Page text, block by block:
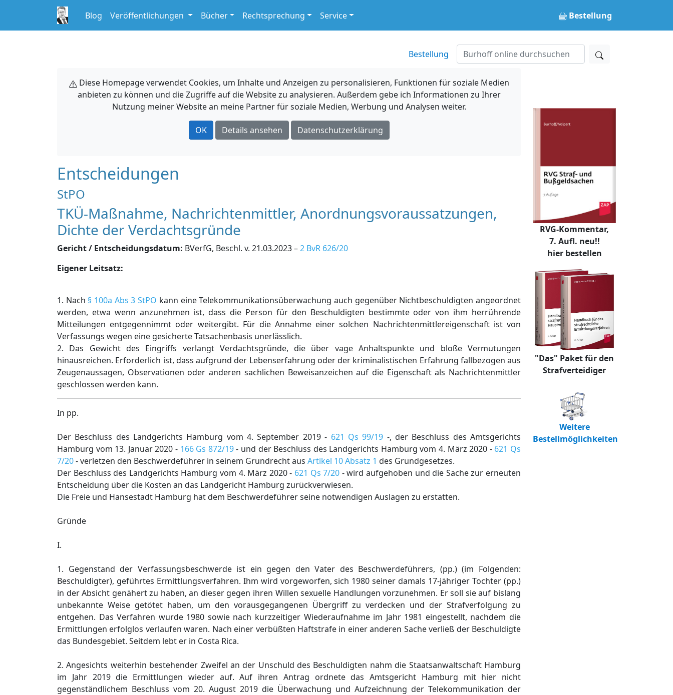
Blog Veröffentlichungen Bücher Rechtsprechung Service Bestellung
Bestellung
Diese Homepage verwendet Cookies, um Inhalte und Anzeigen zu personalisieren, Funktionen für soziale Medien
anbieten zu können und die Zugriffe auf die Website zu analysieren. Außerdem gebe ich Informationen zu Ihrer
Nutzung meiner Website an meine Partner für soziale Medien, Werbung und Analysen weiter.
OK Details ansehen Datenschutzerklärung
Entscheidungen
StPO
TKÜ-Maßnahme, Nachrichtenmittler, Anordnungsvoraussatzungen,
Dichte der Verdachtsgründe
Gericht / Entscheidungsdatum: BVerfG, Beschl. v. 21.03.2023 –2 BvR 626/20
Eigener Leitsatz:
1. Nach § 100a Abs 3 StPO kann eine Telekommunikationsüberwachung auch gegenüber Nichtbeschuldigten angeordnet
werden, etwa wenn anzunehmen ist, dass die Person für den Beschuldigten bestimmte oder von ihm herrührende
Mitteilungen entgegennimmt oder weitergibt. Für die Annahme einer solchen Nachrichtenmittlereigenschaft ist von
Verfassungs wegen eine gesicherte Tatsachenbasis unerlässlich.
2. Das Gewicht des Eingriffs verlangt Verdachtsgründe, die über vage Anhaltspunkte und bloße Vermutungen
hinausreichen. Erforderlich ist, dass aufgrund der Lebenserfahrung oder der kriminalistischen Erfahrung fallbezogen aus
Zeugenaussagen, Observationen oder anderen sachlichen Beweisanzeichen auf die Eigenschaft als Nachrichtenmittler
geschlossen werden kann.
In pp.
Der Beschluss des Landgerichts Hamburg vom 4. September 2019 - 621 Qs 99/19 -, der Beschluss des Amtsgerichts
Hamburg vom 13. Januar 2020 - 166 Gs 872/19- und der Beschluss des Landgerichts Hamburg vom 4. März 2020 - 621 Qs
7/20- verletzen den Beschwerdeführer in seinem Grundrecht aus Artikel 10 Absatz 1 des Grundgesetzes.
Der Beschluss des Landgerichts Hamburg vom 4. März 2020 - 621 Qs 7/20 - wird aufgehoben und die Sache zur erneuten
Entscheidung über die Kosten an das Landgericht Hamburg zurückverwiesen.
Die Freie und Hansestadt Hamburg hat dem Beschwerdeführer seine notwendigen Auslagen zu erstatten.
Gründe
I.
1. Gegenstand der Verfassungsbeschwerde ist ein gegen den Vater des Beschwerdeführers, (pp.) (im Folgenden:
Beschuldigter), geführtes Ermittlungsverfahren. Ihm wird vorgeworfen, sich 1980 seiner damals 17-jähriger Tochter (pp.)
in der Absicht genähert zu haben, an dieser gegen ihren Willen sexuelle Handlungen vorzunehmen. Er soll sie auf bislang
unbekannte Weise getötet haben, um den vorausgegangenen Übergriff zu verdecken und der Strafverfolgung zu
entgehen. Das Verfahren wurde 1980 sowie nach kurzzeitiger Wiederaufnahme im Jahr 1981 eingestellt, nachdem die
Ermittlungen erfolglos verlaufen waren. Nach einer verbüßten Haftstrafe in einer anderen Sache verließ der Beschuldigte
das Bundesgebiet. Seitdem lebt er in Costa Rica.
2. Angesichts weiterhin bestehender Zweifel an der Unschuld des Beschuldigten nahm die Staatsanwaltschaft Hamburg
im Jahr 2019 die Ermittlungen wieder auf. Auf ihren Antrag ordnete das Amtsgericht Hamburg mit hier nicht
gegenständlichem Beschluss vom 20. August 2019 die Überwachung und Aufzeichnung der Telekommunikation der
RVG-Kommentar,
7. Aufl. neu!!
hier bestellen
"Das" Paket für den
Strafverteidiger
Weitere
Bestellmöglichkeiten